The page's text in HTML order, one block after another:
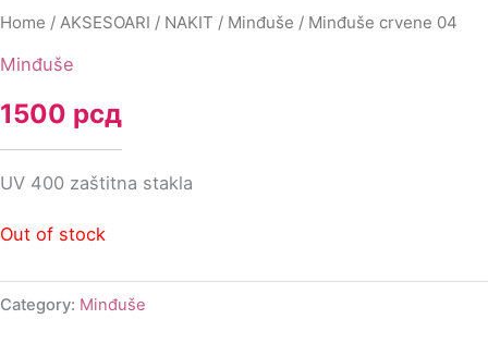
Home / AKSESOARI / NAKIT / Minđuše / Minđuše crvene 04
Minđuše
1500 рсд
UV 400 zaštitna stakla
Out of stock
Category: Minđuše